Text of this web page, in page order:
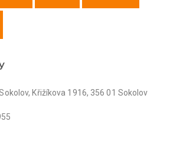
Křižíkova 1916, 356 01 Sokolov